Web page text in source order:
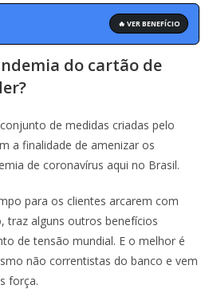
🔥 VER BENEFÍCIO
do cartão de
de medidas criadas pelo
a finalidade de amenizar os
de coronavírus aqui no Brasil.
para os clientes arcarem com
traz alguns outros benefícios
de tensão mundial. E o melhor é
não correntistas do banco e vem
força.